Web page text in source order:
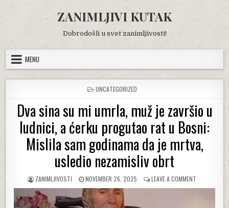
content
ZANIMLJIVI KUTAK
Dobrodošli u svet zanimljivosti!
MENU
POSTED
IN
UNCATEGORIZED
Dva sina su mi umrla, muž je završio u
ludnici, a ćerku progutao rat u Bosni:
Mislila sam godinama da je mrtva,
usledio nezamisliv obrt
AUTHOR:
ZANIMLJIVOSTI
PUBLISHED
DATE:
NOVEMBER 26, 2025 LEAVE A COMMENT
DVA